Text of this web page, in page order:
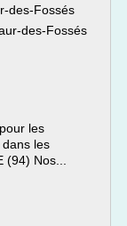
des-Fossés
des-Fossés
les
les
Nos...